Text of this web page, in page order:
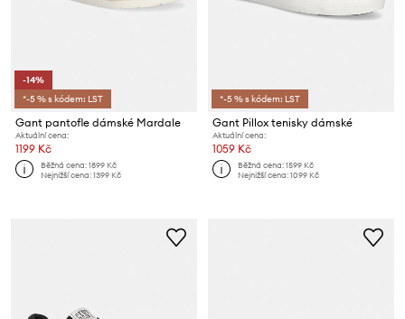
-14%
*-5 % s kódem: LST
Gant pantofle dámské Mardale
Aktuální cena:
1199 Kč
Běžná cena:1899 Kč
Nejnižší cena:1399 Kč
*-5 % s kódem: LST
Gant Pillox tenisky dámské
Aktuální cena:
1059 Kč
Běžná cena:1599 Kč
Nejnižší cena:1099 Kč